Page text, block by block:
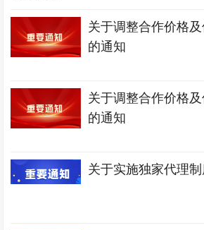
关于调整合作价格
的通知
关于调整合作价格
的通知
关于实施独家代理